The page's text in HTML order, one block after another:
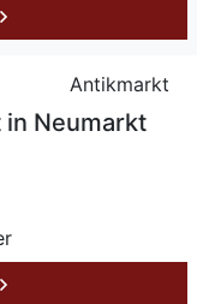
Antikmarkt
Neumarkt